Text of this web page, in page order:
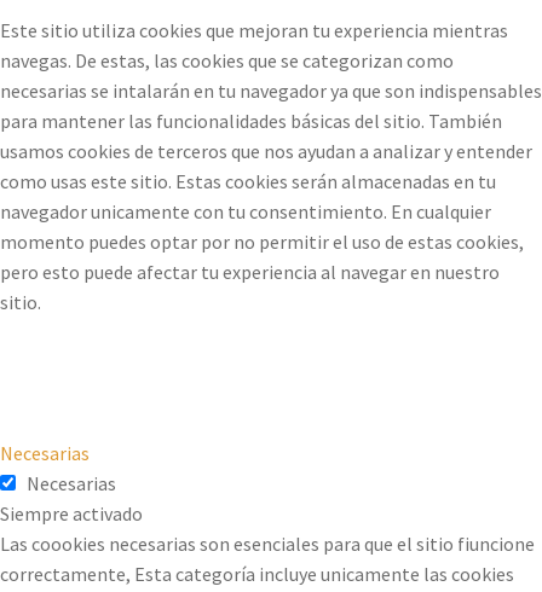
Este sitio utiliza cookies que mejoran tu experiencia mientras
navegas. De estas, las cookies que se categorizan como
necesarias se intalarán en tu navegador ya que son indispensables
para mantener las funcionalidades básicas del sitio. También
usamos cookies de terceros que nos ayudan a analizar y entender
como usas este sitio. Estas cookies serán almacenadas en tu
navegador unicamente con tu consentimiento. En cualquier
momento puedes optar por no permitir el uso de estas cookies,
pero esto puede afectar tu experiencia al navegar en nuestro
sitio.
Necesarias
Necesarias
Siempre activado
Las coookies necesarias son esenciales para que el sitio fiuncione
correctamente, Esta categoría incluye unicamente las cookies